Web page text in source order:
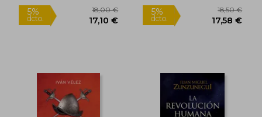
Rápido
Nuevo
Rápido